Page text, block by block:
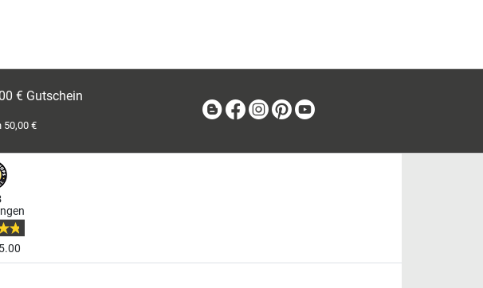
€ Gutschein
50,00 €
BlogFacebook
Instagram
Pinterest